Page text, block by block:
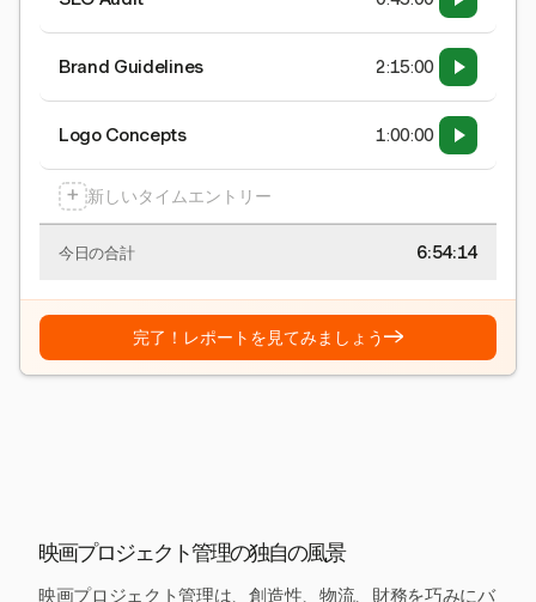
Brand Guidelines 2:15:00
Logo Concepts 1:00:00
+ 新しいタイムエントリー
今日の合計 6:54:15
完了！レポートを見てみましょう→
映画プロジェクト管理の独自の風景
映画プロジェクト管理は、創造性、物流、財務を巧みにバ